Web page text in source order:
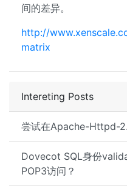
Intereting Posts
尝试在Apache-Httpd-
Dovecot SQL身份
POP3访问？
间的差异。
http://
matrix